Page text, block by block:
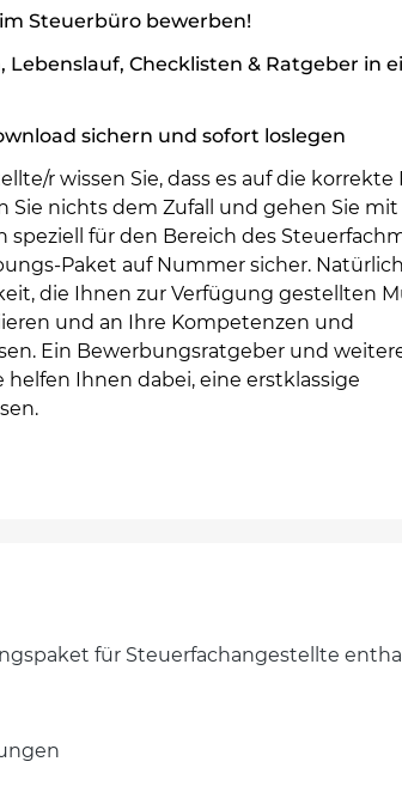
Steuerbüro bewerben!
Lebenslauf, Checklisten & Ratgeber in
sichern und sofort loslegen
r wissen Sie, dass es auf die korrekte
Sie nichts dem Zufall und gehen Sie
speziell für den Bereich des
Paket auf Nummer sicher.
die Ihnen zur Verfügung gestellten
und an Ihre Kompetenzen und
Ein Bewerbungsratgeber und
Ihnen dabei, eine erstklassige
für Steuerfachangestellte